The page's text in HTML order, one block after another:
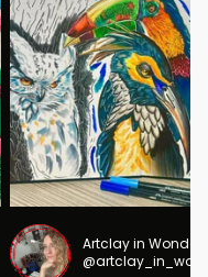
Artclay in